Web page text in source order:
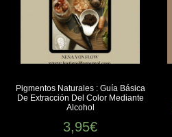
Pigmentos Naturales : Guía Básica
De Extracción Del Color Mediante
Alcohol
3,95€